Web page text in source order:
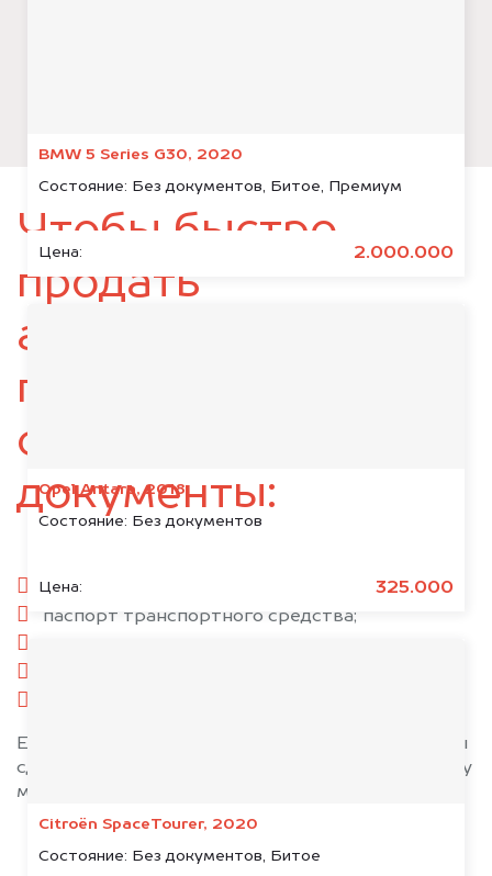
BMW 5 Series G30, 2020
Состояние: Без документов, Битое, Премиум
Цена: 2.000.000
Opel Antara, 2018
Состояние: Без документов
Цена: 325.000
Citroën SpaceTourer, 2020
Состояние: Без документов, Битое
Чтобы быстро
продать
автомобиль,
подготовьте
следующие
документы:
паспорт гражданина РФ;
паспорт транспортного средства;
Если у вас нет всех документов, то наши юристы
сделают всё возможное, чтобы оформить сделку
максимально быстро!